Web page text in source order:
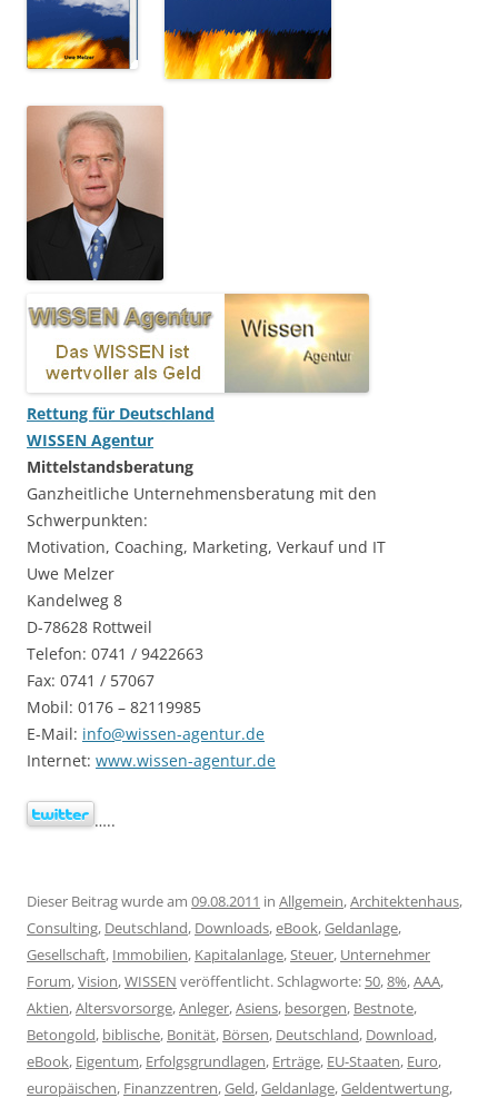
Rettung für Deutschland
WISSEN Agentur
Mittelstandsberatung
Ganzheitliche Unternehmensberatung mit den
Schwerpunkten:
Motivation, Coaching, Marketing, Verkauf und IT
Uwe Melzer
Kandelweg 8
D-78628 Rottweil
Telefon: 0741 / 9422663
Fax: 0741 / 57067
Mobil: 0176 – 82119985
E-Mail: info@wissen-agentur.de
Internet: www.wissen-agentur.de
…..
Dieser Beitrag wurde am 09.08.2011 in Allgemein,Architektenhaus,
Consulting, Deutschland, Downloads,eBook,Geldanlage,
Gesellschaft, Immobilien, Kapitalanlage,Steuer, Unternehmer
Forum,Vision,WISSEN veröffentlicht. Schlagworte: 50,8%,AAA,
Aktien,Altersvorsorge,Anleger,Asiens, besorgen, Bestnote,
Betongold, biblische, Bonität, Börsen, Deutschland, Download,
eBook, Eigentum, Erfolgsgrundlagen, Erträge, EU-Staaten, Euro,
europäischen, Finanzzentren,Geld,Geldanlage,Geldentwertung,